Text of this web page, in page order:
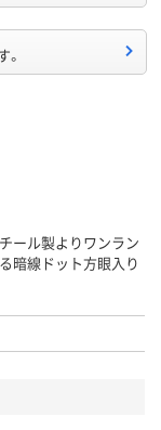
。
ール製よりワンラン
暗線ドット方眼入り